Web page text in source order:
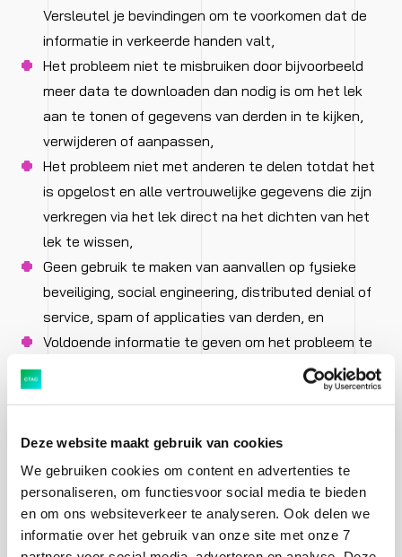
Deze website maakt gebruik van cookies
We gebruiken cookies om content en advertenties te
personaliseren, om functiesvoor social media te bieden
en om ons websiteverkeer te analyseren. Ook delen we
informatie over het gebruik van onze site met onze 7
Versleutel je bevindingen om te voorkomen dat de
informatie in verkeerde handen valt,
Het probleem niet te misbruiken door bijvoorbeeld
meer data te downloaden dan nodig is om het lek
aan te tonen of gegevens van derden in te kijken,
verwijderen of aanpassen,
Het probleem niet met anderen te delen totdat het
is opgelost en alle vertrouwelijke gegevens die zijn
verkregen via het lek direct na het dichten van het
lek te wissen,
Geen gebruik te maken van aanvallen op fysieke
beveiliging, social engineering, distributed denial of
service, spam of applicaties van derden, en
Voldoende informatie te geven om het probleem te
reproduceren zodat wij het zo snel mogelijk kunnen
oplossen. Meestal is het IP-adres of de URL van het
kwetsbaarheid voldoende, maar bij complexere
kwetsbaarheden kan meer nodig zijn.
Wat wij beloven:
Wij beoordelen iedere melding,